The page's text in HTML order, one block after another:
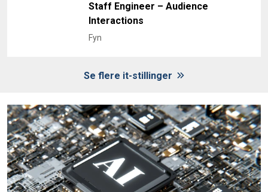
Staff Engineer – Audience
Interactions
Fyn
Se flere it-stillinger